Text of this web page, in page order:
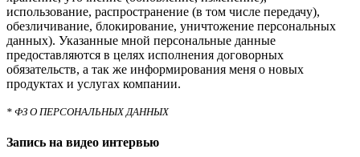
использование, распространение (в том числе передачу),
обезличивание, блокирование, уничтожение персональных
данных). Указанные мной персональные данные
предоставляются в целях исполнения договорных
обязательств, а так же информирования меня о новых
продуктах и услугах компании.
* ФЗ О ПЕРСОНАЛЬНЫХ ДАННЫХ
Запись на видео интервью